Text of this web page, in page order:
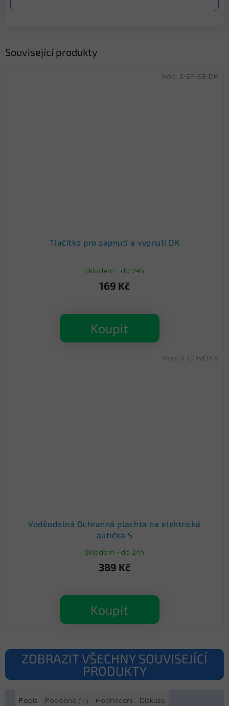
Související produkty
Tlačítko pro zapnutí a vypnutí DK
Skladem - do 24h
169 Kč
Koupit
Kód: S-SP-SB-DK
Voděodolná Ochranná plachta na elektrická
autíčka S
Skladem - do 24h
389 Kč
Koupit
Kód: S-COVER-S
ZOBRAZIT VŠECHNY SOUVISEJÍCÍ
PRODUKTY
Popis Podobné (4) Hodnocení Diskuze